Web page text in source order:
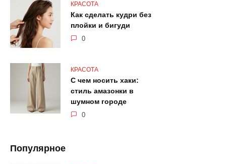
КРАСОТА
Как сделать кудри без
плойки и бигуди
0
КРАСОТА
С чем носить хаки:
стиль амазонки в
шумном городе
0
Популярное